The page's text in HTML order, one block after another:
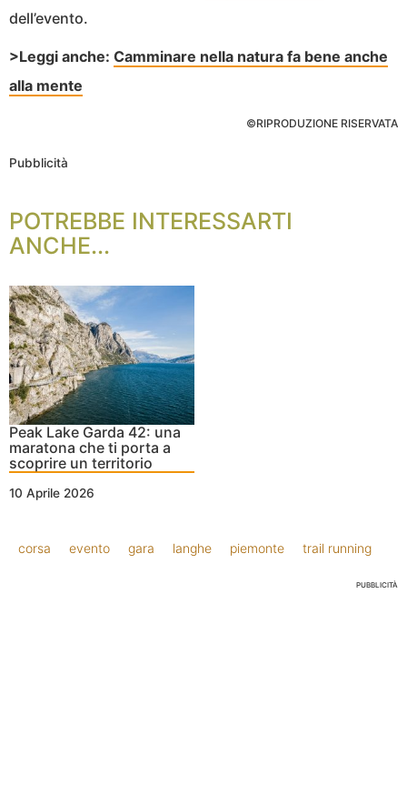
dell’evento.
>Leggi anche: Camminare nella natura fa bene anche
alla mente
©RIPRODUZIONE RISERVATA
Pubblicità
POTREBBE INTERESSARTI
ANCHE...
Peak Lake Garda 42: una
maratona che ti porta a
scoprire un territorio
10 Aprile 2026
corsa evento gara langhe piemonte trail running
PUBBLICITÀ